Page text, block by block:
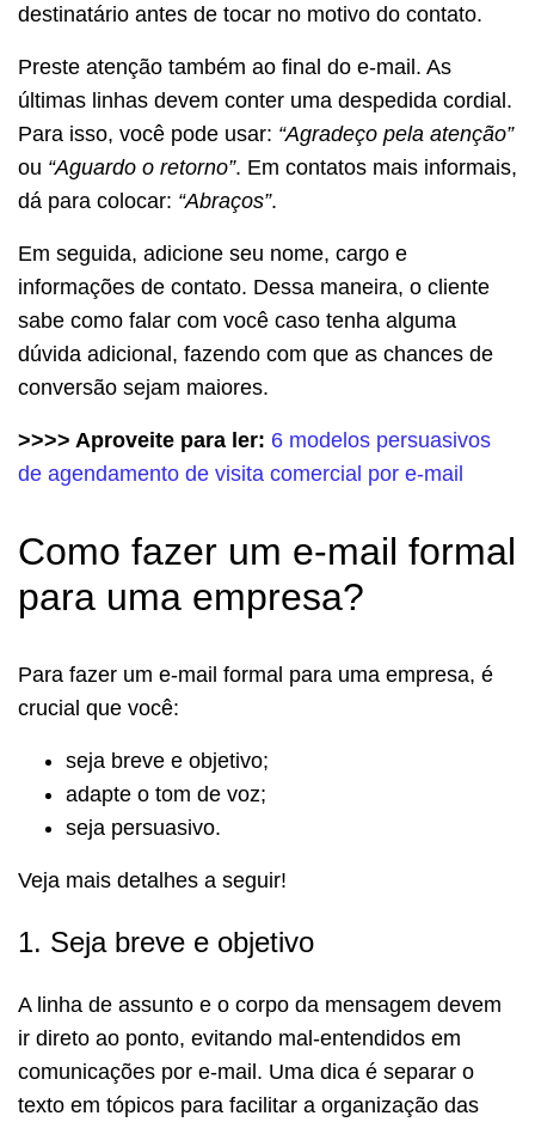
destinatário antes de tocar no motivo do contato.
Preste atenção também ao final do e-mail. As
últimas linhas devem conter uma despedida cordial.
Para isso, você pode usar: “Agradeço pela atenção”
ou “Aguardo o retorno”. Em contatos mais informais,
dá para colocar: “Abraços”.
Em seguida, adicione seu nome, cargo e
informações de contato. Dessa maneira, o cliente
sabe como falar com você caso tenha alguma
dúvida adicional, fazendo com que as chances de
conversão sejam maiores.
>>>> Aproveite para ler: 6 modelos persuasivos
de agendamento de visita comercial por e-mail
Como fazer um e-mail formal
para uma empresa?
Para fazer um e-mail formal para uma empresa, é
crucial que você:
seja breve e objetivo;
adapte o tom de voz;
seja persuasivo.
Veja mais detalhes a seguir!
1. Seja breve e objetivo
A linha de assunto e o corpo da mensagem devem
ir direto ao ponto, evitando mal-entendidos em
comunicações por e-mail. Uma dica é separar o
texto em tópicos para facilitar a organização das